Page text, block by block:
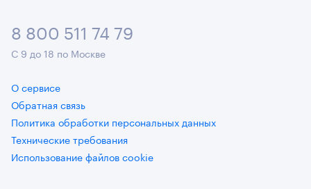
8 800 511 74 79
С 9 до 18 по Москве
О сервисе
Обратная связь
Политика обработки персональных данных
Технические требования
Использование файлов cookie